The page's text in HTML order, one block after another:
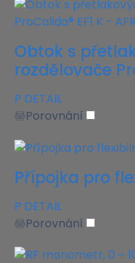
Obtok s
rozdělovače
P DETAIL
Porovnání
Přípojka pro
P DETAIL
Porovnání